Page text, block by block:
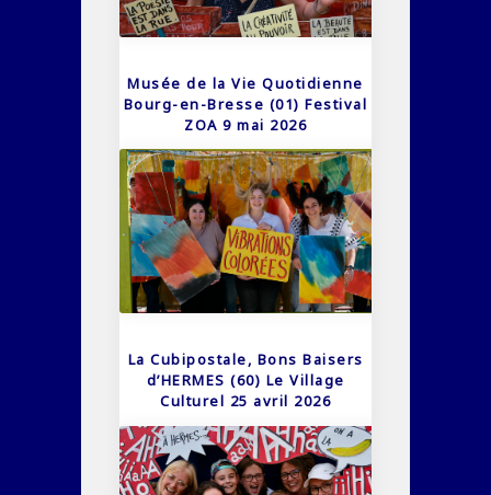
Musée de la Vie Quotidienne
Bourg-en-Bresse (01) Festival
ZOA 9 mai 2026
La Cubipostale, Bons Baisers
d’HERMES (60) Le Village
Culturel 25 avril 2026